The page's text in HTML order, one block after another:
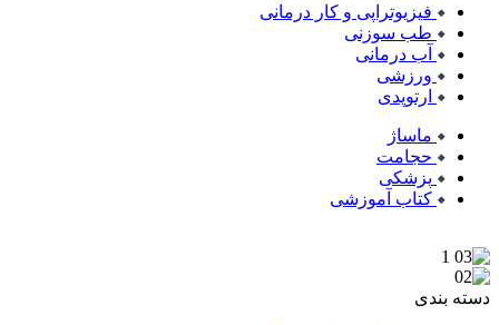
فیزیوتراپی و کار درمانی
طب سوزنی
آب درمانی
ورزشی
ارتوپدی
ماساژ
حجامت
پزشکی
کتاب آموزشی
دسته بندی